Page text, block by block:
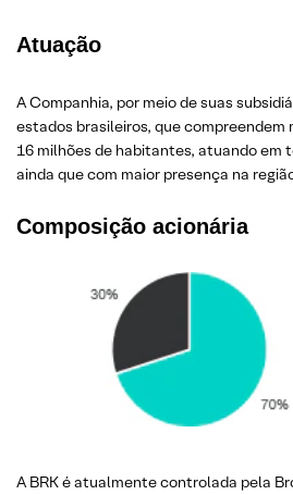
Atuação
A Companhia, por meio de suas
estados brasileiros, que compreendem
16 milhões de habitantes, atuando em
ainda que com maior presença na
Composição acionária
A BRK é atualmente controlada pela